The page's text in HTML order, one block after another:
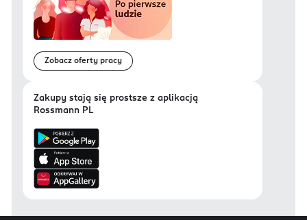
Zobacz oferty pracy
Zakupy stają się prostsze z aplikacją
Rossmann PL